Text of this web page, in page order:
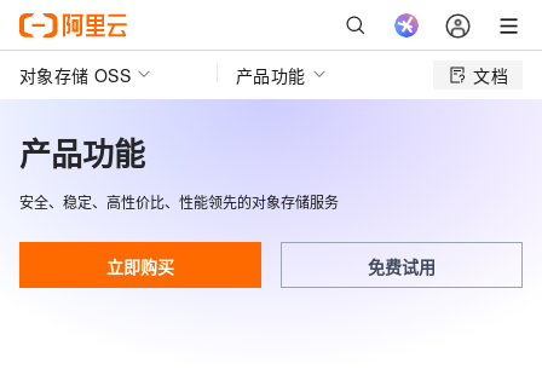
对象存储 OSS 产品功能 文档
产品功能
安全、稳定、高性价比、性能领先的对象存储服务
立即购买 免费试用